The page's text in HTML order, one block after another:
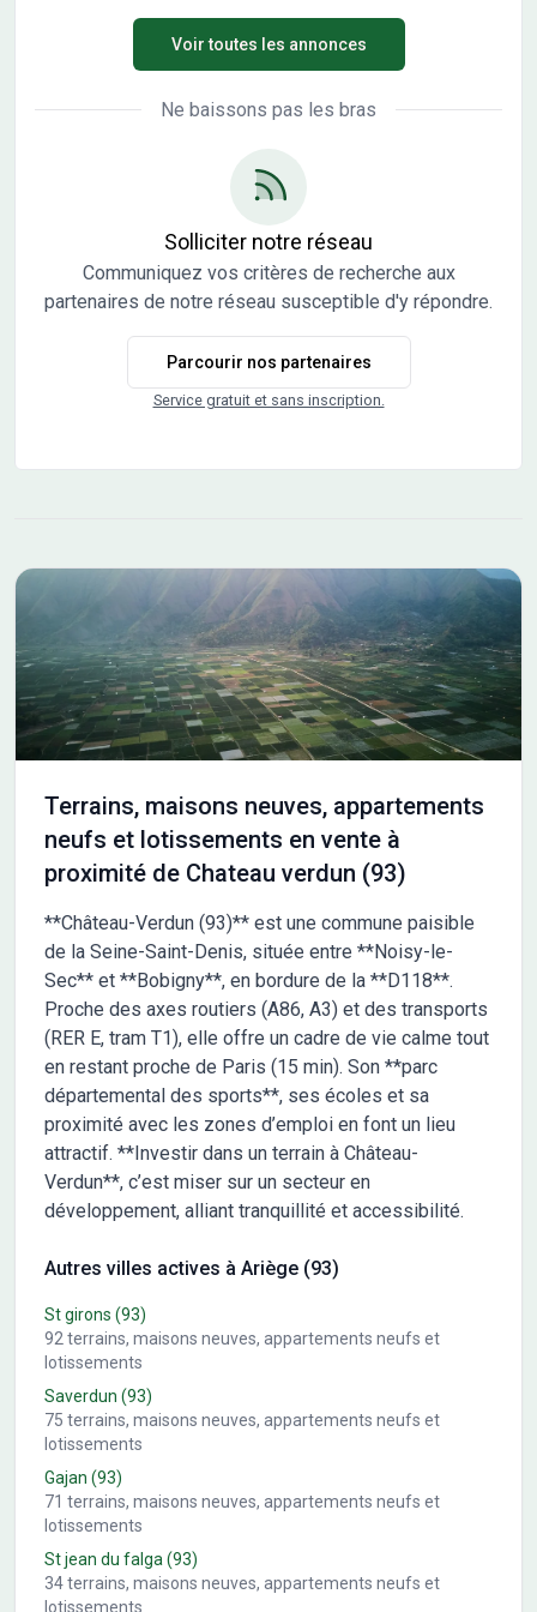
de terrain, idéalement située . Son intérieur compte trois
chambres, une cuisine et deux salles de bains. Cette
maison est neuve. Elle se trouve dans un quartier prisé.
Une école primaire y est implantée. Côté transports en
accessibles à moins de 9 km. Elle est proposée à l'achat
pour 237 500 € avec une estimation des frais annexes à
prévoir. &#127912; Votre maison, votre style : •
Choisissez parmi nos prestations pour un intérieur qui
reflète votre mode de vie et votre budget. &#128222;
Contactez Maisons France Confort dès aujourd'hui au
05.61.76.07.80 pour découvrir comment faire la maison
de vos rêves. Avec plus de 106 ans d'expérience, Maisons
construire votre futur &#10024;
Voir toutes les annonces
Ne baissons pas les bras
Solliciter notre réseau
Communiquez vos critères de recherche aux
partenaires de notre réseau susceptible d'y répondre.
Parcourir nos partenaires
Service gratuit et sans inscription.
Terrains, maisons neuves, appartements
neufs et lotissements en vente à
proximité de Chateau verdun (93)
**Château-Verdun (93)** est une commune paisible
de la Seine-Saint-Denis, située entre **Noisy-le-
Sec** et **Bobigny**, en bordure de la **D118**.
Proche des axes routiers (A86, A3) et des transports
(RER E, tram T1), elle offre un cadre de vie calme tout
en restant proche de Paris (15 min). Son **parc
départemental des sports**, ses écoles et sa
proximité avec les zones d’emploi en font un lieu
attractif. **Investir dans un terrain à Château-
Verdun**, c’est miser sur un secteur en
développement, alliant tranquillité et accessibilité.
Autres villes actives à Ariège (93)
St girons (93)
92terrains, maisons neuves, appartements neufs et
lotissements
Saverdun (93)
75 terrains, maisons neuves, appartements neufs et
lotissements
Gajan (93)
71 terrains, maisons neuves, appartements neufs et
lotissements
St jean du falga(93)
34terrains, maisons neuves, appartements neufs et
lotissements